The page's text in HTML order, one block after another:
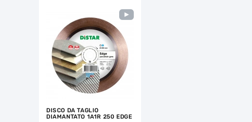
DISCO DA TAGLIO
DIAMANTATO 1A1R 250 EDGE